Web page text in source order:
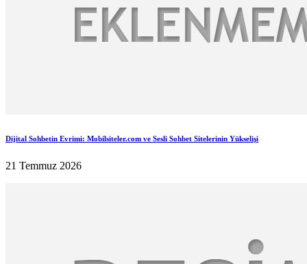
Dijital Sohbetin Evrimi: Mobilsiteler.com ve Sesli Sohbet Sitelerinin Yükselişi
21 Temmuz 2026